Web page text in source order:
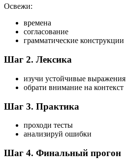
Освежи:
времена
согласование
грамматические конструкции
Шаг 2. Лексика
изучи устойчивые выражения
обрати внимание на контекст
Шаг 3. Практика
проходи тесты
анализируй ошибки
Шаг 4. Финальный прогон